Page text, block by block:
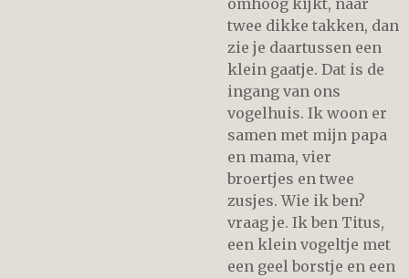
omhoog kijkt, naar
twee dikke takken, dan
zie je daartussen een
klein gaatje. Dat is de
ingang van ons
vogelhuis. Ik woon er
samen met mijn papa
en mama, vier
broertjes en twee
zusjes. Wie ik ben?
vraag je. Ik ben Titus,
een klein vogeltje met
een geel borstje en een